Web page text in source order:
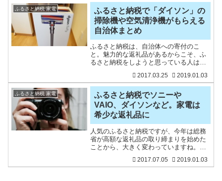
cool link。これ一台で、温
ふるさと納税 家電
ふるさと納税で「ダイソン」の
掃除機や空気清浄機がもらえる
自治体まとめ
ふるさと納税は、自治体への寄付のこ
と。魅力的な返礼品があるからこそ、ふ
るさと納税をしようと思っている人は多
疑問です。さて、ふるさと納税の返礼品
でも、家電でも人気の高い『ダイソン』
製品。我が家もダイソン製品
2017.03.25 2019.01.03
ふるさと納税 家電
ふるさと納税でソニーや
VAIO、ダイソンなど。家電は
希少な返礼品に
人気のふるさと納税ですが、今年は総務
省が高額な返礼品の取り締まりを始めた
ことから、大きく変わっていますね。も
だと思うので、都市部の自治体が税金減
2017.07.05 2019.01.03